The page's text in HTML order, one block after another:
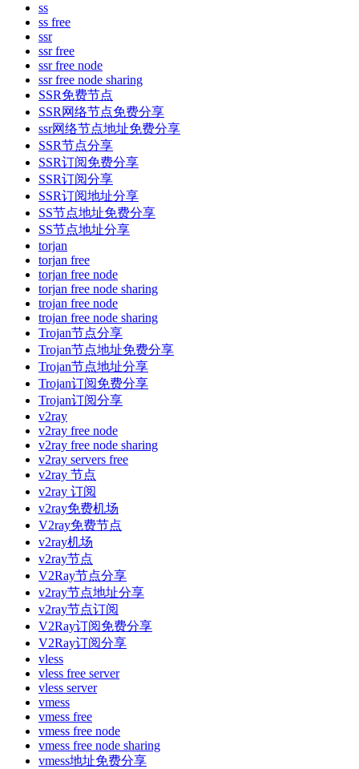
ss
ss free
ssr
ssr free
ssr free node
ssr free node sharing
SSR免费节点
SSR网络节点免费分享
ssr网络节点地址免费分享
SSR节点分享
SSR订阅免费分享
SSR订阅分享
SSR订阅地址分享
SS节点地址免费分享
SS节点地址分享
torjan
torjan free
torjan free node
torjan free node sharing
trojan free node
trojan free node sharing
Trojan节点分享
Trojan节点地址免费分享
Trojan节点地址分享
Trojan订阅免费分享
Trojan订阅分享
v2ray
v2ray free node
v2ray free node sharing
v2ray servers free
v2ray 节点
v2ray 订阅
v2ray免费机场
V2ray免费节点
v2ray机场
v2ray节点
V2Ray节点分享
v2ray节点地址分享
v2ray节点订阅
V2Ray订阅免费分享
V2Ray订阅分享
vless
vless free server
vless server
vmess
vmess free
vmess free node
vmess free node sharing
vmess地址免费分享